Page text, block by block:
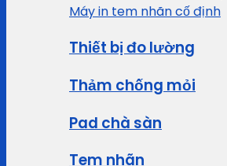
Máy in tem nhãn cố định
Thiết bị đo lường
Thảm chống mỏi
Pad chà sàn
Tem nhãn